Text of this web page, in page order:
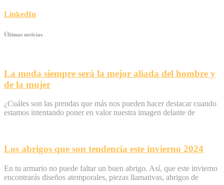
LinkedIn
Últimas noticias
La moda siempre será la mejor aliada del hombre y
de la mujer
¿Cuáles son las prendas que más nos pueden hacer destacar cuando
estamos intentando poner en valor nuestra imagen delante de
Los abrigos que son tendencia este invierno 2024
En tu armario no puede faltar un buen abrigo. Así, que este invierno
encontrarás diseños atemporales, piezas llamativas, abrigos de